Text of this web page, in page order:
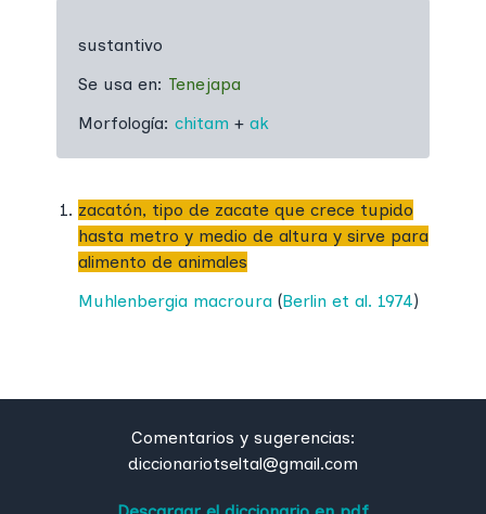
sustantivo
Se usa en: Tenejapa
Morfología: chitam + ak
zacatón, tipo de zacate que crece tupido
hasta metro y medio de altura y sirve para
alimento de animales
Muhlenbergia macroura (Berlin et al. 1974)
Comentarios y sugerencias:
diccionariotseltal@gmail.com